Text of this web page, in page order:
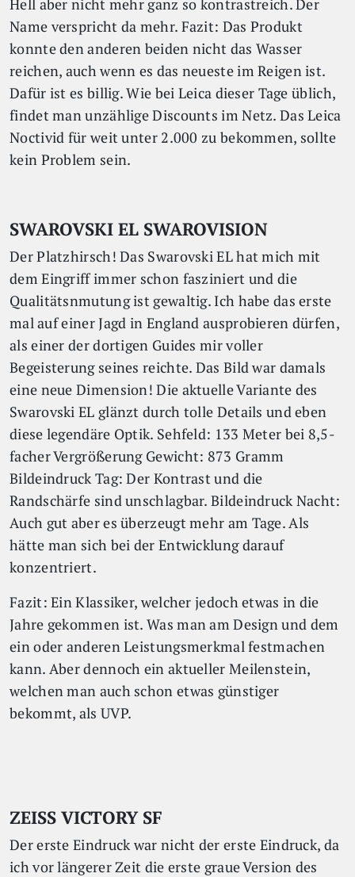
Hell aber nicht mehr ganz so kontrastreich. Der
Name verspricht da mehr. Fazit: Das Produkt
konnte den anderen beiden nicht das Wasser
reichen, auch wenn es das neueste im Reigen ist.
Dafür ist es billig. Wie bei Leica dieser Tage üblich,
findet man unzählige Discounts im Netz. Das Leica
Noctivid für weit unter 2.000 zu bekommen, sollte
kein Problem sein.
SWAROVSKI EL SWAROVISION
Der Platzhirsch! Das Swarovski EL hat mich mit
dem Eingriff immer schon fasziniert und die
Qualitätsnmutung ist gewaltig. Ich habe das erste
mal auf einer Jagd in England ausprobieren dürfen,
als einer der dortigen Guides mir voller
Begeisterung seines reichte. Das Bild war damals
eine neue Dimension! Die aktuelle Variante des
Swarovski EL glänzt durch tolle Details und eben
diese legendäre Optik. Sehfeld: 133 Meter bei 8,5-
facher Vergrößerung Gewicht: 873 Gramm
Bildeindruck Tag: Der Kontrast und die
Randschärfe sind unschlagbar. Bildeindruck Nacht:
Auch gut aber es überzeugt mehr am Tage. Als
hätte man sich bei der Entwicklung darauf
konzentriert.
Fazit: Ein Klassiker, welcher jedoch etwas in die
Jahre gekommen ist. Was man am Design und dem
ein oder anderen Leistungsmerkmal festmachen
kann. Aber dennoch ein aktueller Meilenstein,
welchen man auch schon etwas günstiger
bekommt, als UVP.
ZEISS VICTORY SF
Der erste Eindruck war nicht der erste Eindruck, da
ich vor längerer Zeit die erste graue Version des